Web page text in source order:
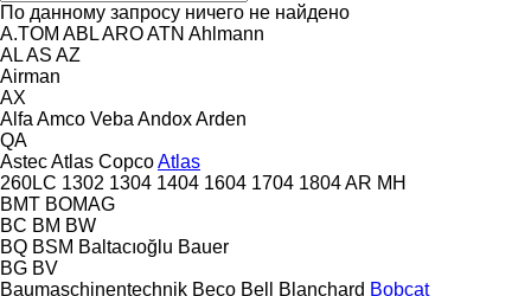
По данному запросу ничего не найдено
A.TOM ABLAROATN Ahlmann
ALAS AZ
Airman
AX
Alfa Amco Veba AndoxArden
QA
AstecAtlas CopcoAtlas
260LC 1302 1304 1404 1604 1704 1804AR MH
BMT BOMAG
BC BM BW
BQ BSM Baltacıoğlu Bauer
BG BV
Baumaschinentechnik Beco Bell Blanchard Bobcat